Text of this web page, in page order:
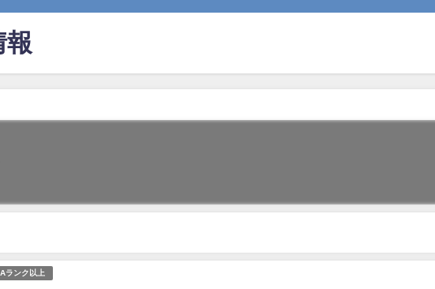
ランク以上